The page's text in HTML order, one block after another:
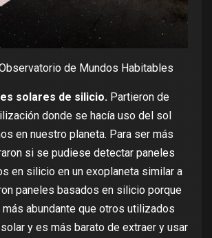
de Mundos Habitables
solares de silicio. Partieron de
donde se hacía uso del sol
en nuestro planeta. Para ser más
si se pudiese detectar paneles
​​en silicio en un exoplaneta similar a
paneles basados ​​en silicio porque
abundante que otros utilizados
y es más barato de extraer y usar